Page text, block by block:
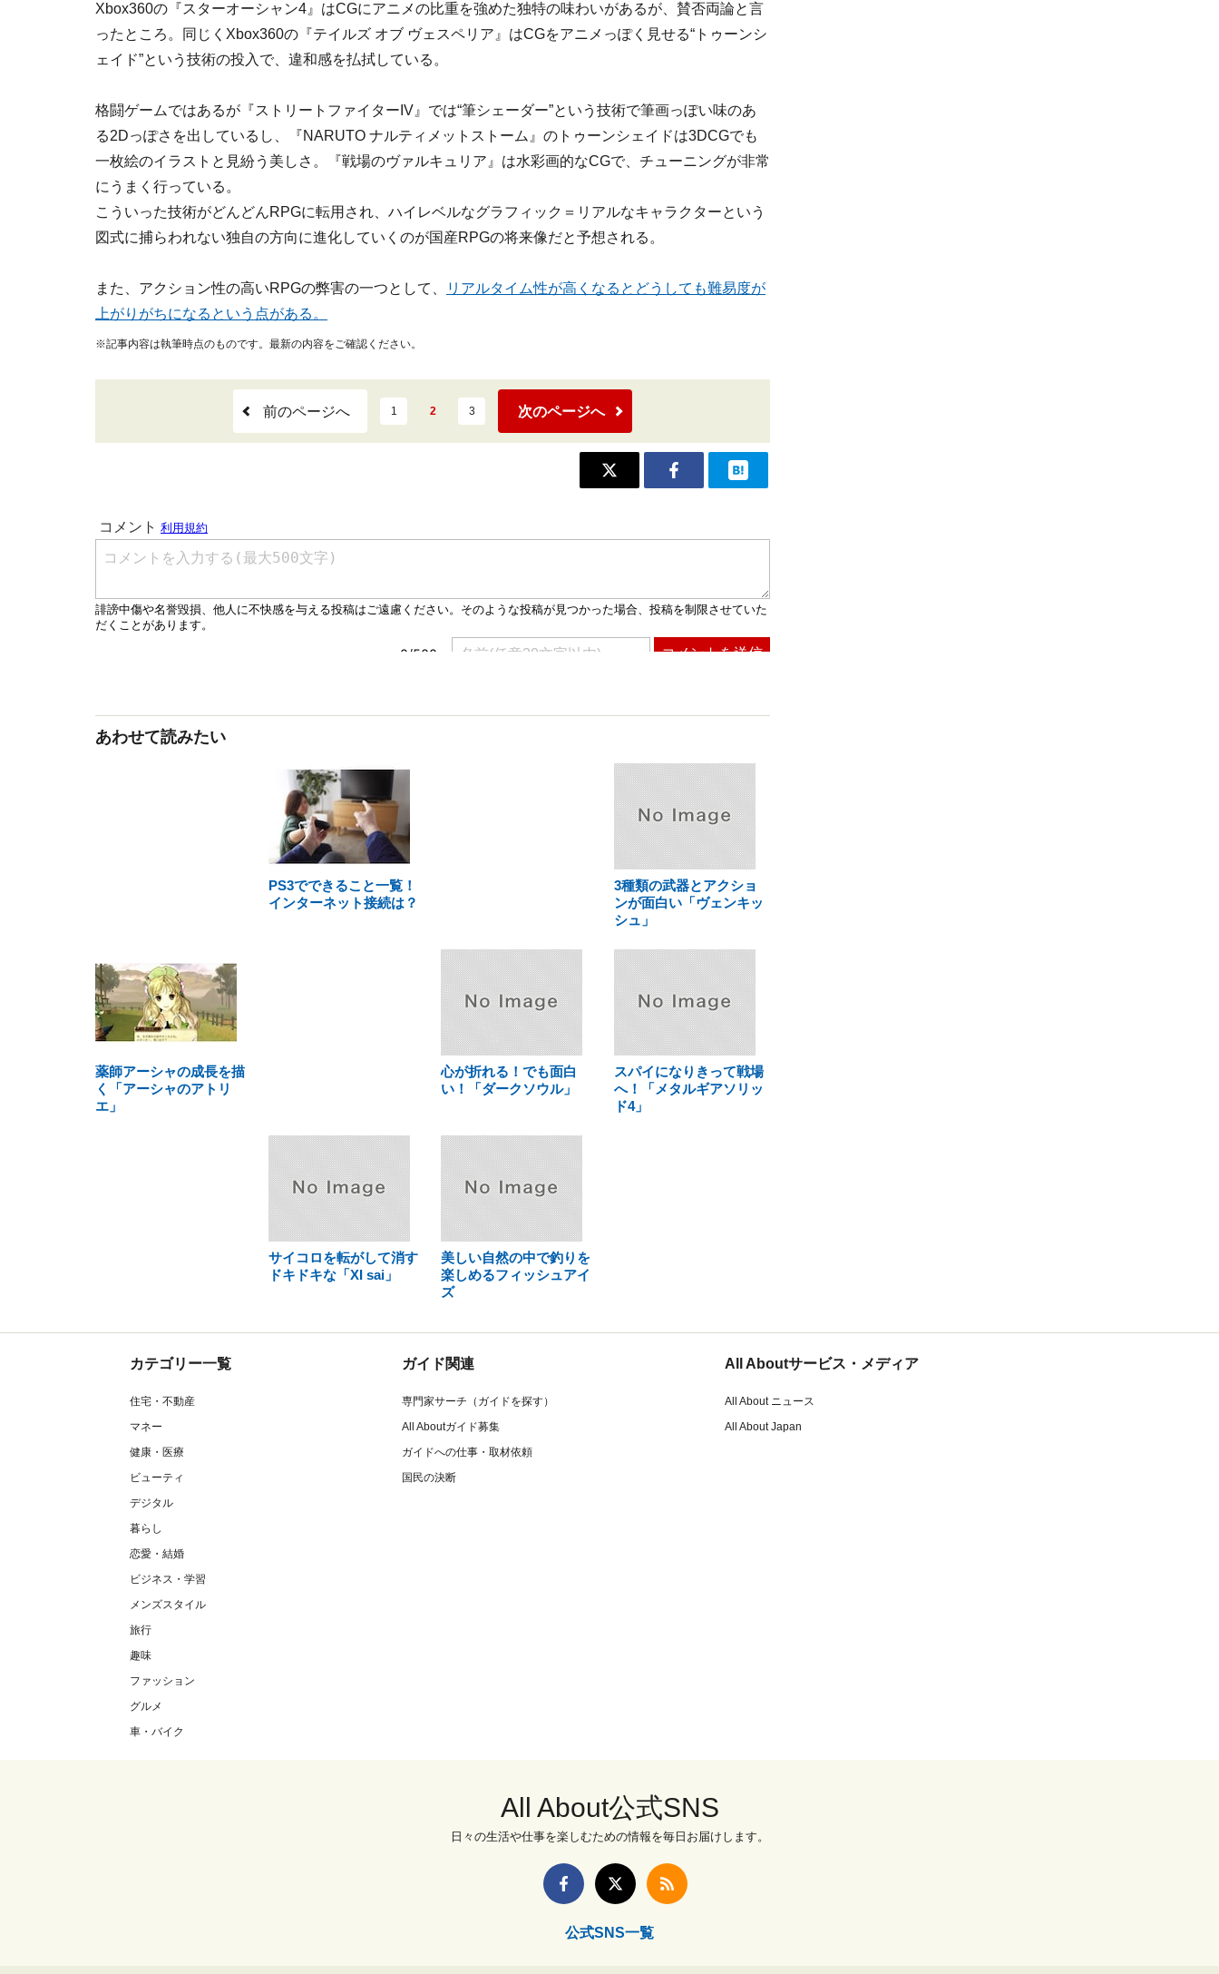
Xbox360の『スターオーシャン4』はCGにアニメの比重を強めた独特の味わいがあるが、賛否両論と言
ったところ。同じくXbox360の『テイルズ オブ ヴェスペリア』はCGをアニメっぽく見せる“トゥーンシ
ェイド”という技術の投入で、違和感を払拭している。
格闘ゲームではあるが『ストリートファイターIV』では“筆シェーダー”という技術で筆画っぽい味のあ
る2Dっぽさを出しているし、『NARUTO ナルティメットストーム』のトゥーンシェイドは3DCGでも
一枚絵のイラストと見紛う美しさ。『戦場のヴァルキュリア』は水彩画的なCGで、チューニングが非常
にうまく行っている。
こういった技術がどんどんRPGに転用され、ハイレベルなグラフィック＝リアルなキャラクターという
図式に捕らわれない独自の方向に進化していくのが国産RPGの将来像だと予想される。
また、アクション性の高いRPGの弊害の一つとして、
リアルタイム性が高くなるとどうしても難易度が
上がりがちになるという点がある。
※記事内容は執筆時点のものです。最新の内容をご確認ください。
前のページへ 1 2 3 次のページへ
あわせて読みたい
PS3でできること一覧！
インターネット接続は？
3種類の武器とアクショ
ンが面白い「ヴェンキッ
シュ」
薬師アーシャの成長を描
く「アーシャのアトリ
エ」
心が折れる！でも面白
い！「ダークソウル」
スパイになりきって戦場
へ！「メタルギアソリッ
ド4」
サイコロを転がして消す
ドキドキな「XI sai」
美しい自然の中で釣りを
楽しめるフィッシュアイ
ズ
カテゴリー一覧
住宅・不動産
マネー
健康・医療
ビューティ
デジタル
暮らし
恋愛・結婚
ビジネス・学習
メンズスタイル
旅行
趣味
ファッション
グルメ
車・バイク
ガイド関連
専門家サーチ（ガイドを探す）
All Aboutガイド募集
ガイドへの仕事・取材依頼
国民の決断
All Aboutサービス・メディア
All About ニュース
All About Japan
All About公式SNS
日々の生活や仕事を楽しむための情報を毎日お届けします。
公式SNS一覧